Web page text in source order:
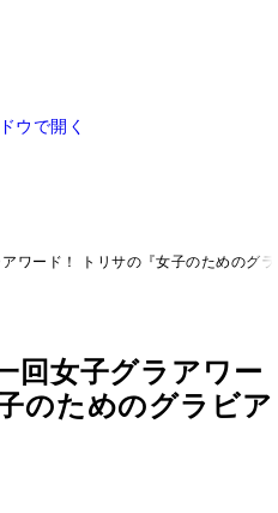
ウで開く
アワード！ トリサの『女子のためのグ
回女子グラアワー
のためのグラビア